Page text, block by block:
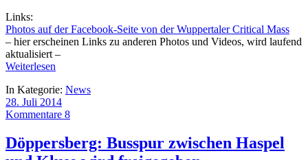
Links:
Photos auf der Facebook-Seite von der Wuppertaler Critical Mass
– hier erscheinen Links zu anderen Photos und Videos, wird laufend
aktualisiert –
Weiterlesen
In Kategorie: News
28. Juli 2014
Kommentare 8
Döppersberg: Busspur zwischen Haspel